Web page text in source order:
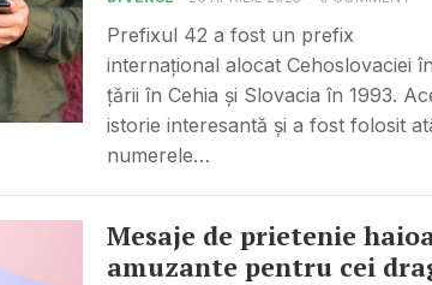
Prefixul 42 a fost un prefix
internațional alocat Cehoslovaciei
țării în Cehia și Slovacia în 1993.
istorie interesantă și a fost folosit
numerele…
Mesaje de prietenie
amuzante pentru cei